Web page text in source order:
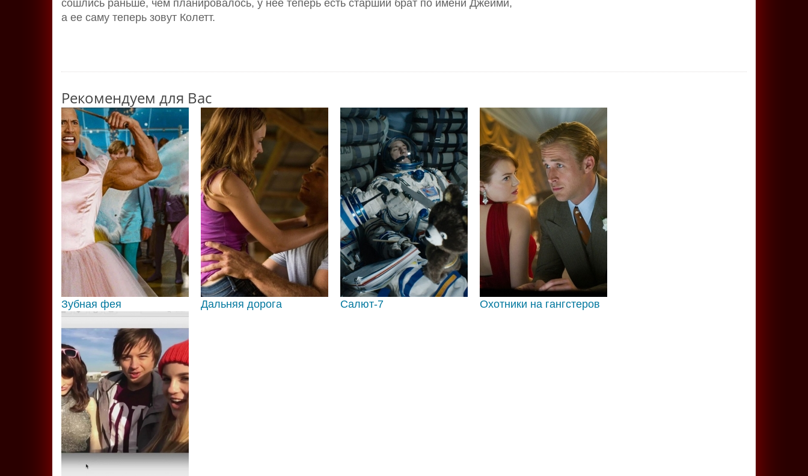
сошлись раньше, чем планировалось, у нее теперь есть старший брат по имени Джейми,
а ее саму теперь зовут Колетт.
Рекомендуем для Вас
Зубная фея Дальняя дорога Салют-7 Охотники на гангстеров